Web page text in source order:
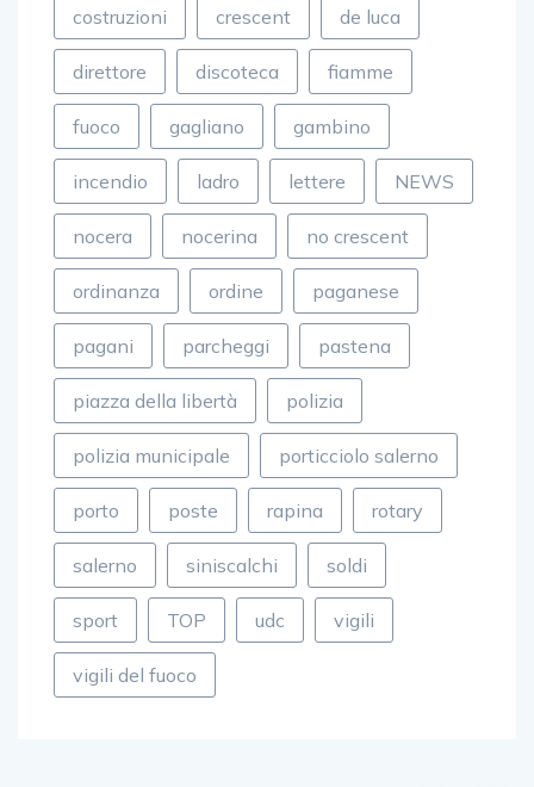
costruzioni crescent de luca
direttore discoteca fiamme
fuoco gagliano gambino
incendio ladro lettere NEWS
nocera nocerina no crescent
ordinanza ordine paganese
pagani parcheggi pastena
piazza della libertà polizia
polizia municipale porticciolo salerno
porto poste rapina rotary
salerno siniscalchi soldi
sport TOP udc vigili
vigili del fuoco